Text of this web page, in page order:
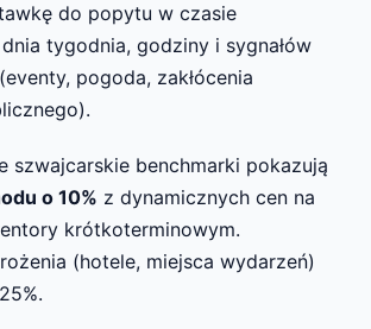
do popytu w czasie
tygodnia, godziny i sygnałów
pogoda, zakłócenia
szwajcarskie benchmarki pokazują
o 10% z dynamicznych cen na
krótkoterminowym.
(hotele, miejsca wydarzeń)